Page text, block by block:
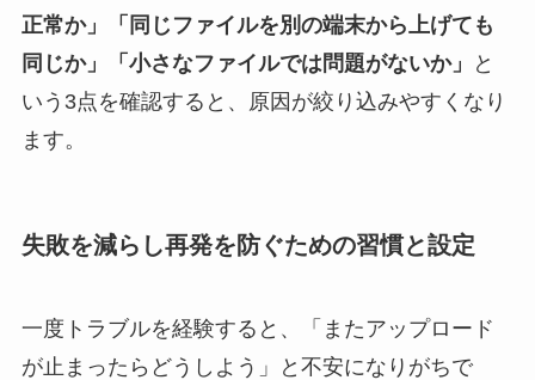
正常か」「同じファイルを別の端末から上げても
同じか」「小さなファイルでは問題がないか」
と
いう3点を確認すると、原因が絞り込みやすくなり
ます。
失敗を減らし再発を防ぐための習慣と設定
一度トラブルを経験すると、「またアップロード
が止まったらどうしよう」と不安になりがちで